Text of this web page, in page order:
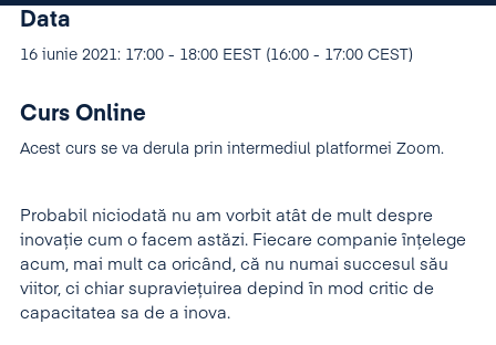
Data
16 iunie 2021: 17:00 - 18:00 EEST (16:00 - 17:00 CEST)
Curs Online
Acest curs se va derula prin intermediul platformei Zoom.
Probabil niciodată nu am vorbit atât de mult despre
inovație cum o facem astăzi. Fiecare companie înțelege
acum, mai mult ca oricând, că nu numai succesul său
viitor, ci chiar supraviețuirea depind în mod critic de
capacitatea sa de a inova.